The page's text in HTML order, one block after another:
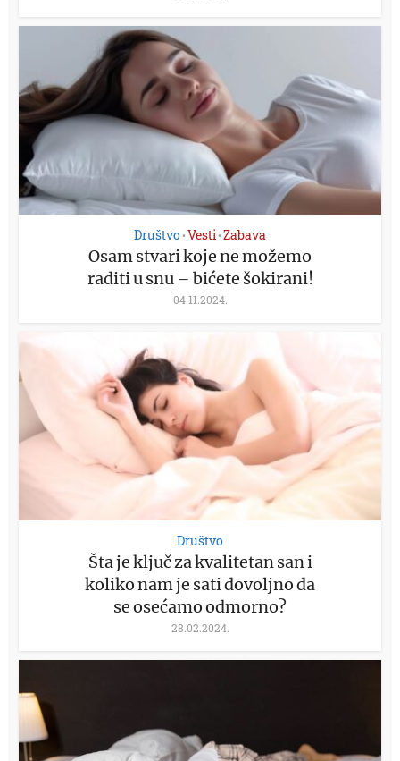
Društvo•Vesti•Zabava
Osam stvari koje ne možemo
raditi u snu – bićete šokirani!
04.11.2024.
Društvo
Šta je ključ za kvalitetan san i
koliko nam je sati dovoljno da
se osećamo odmorno?
28.02.2024.